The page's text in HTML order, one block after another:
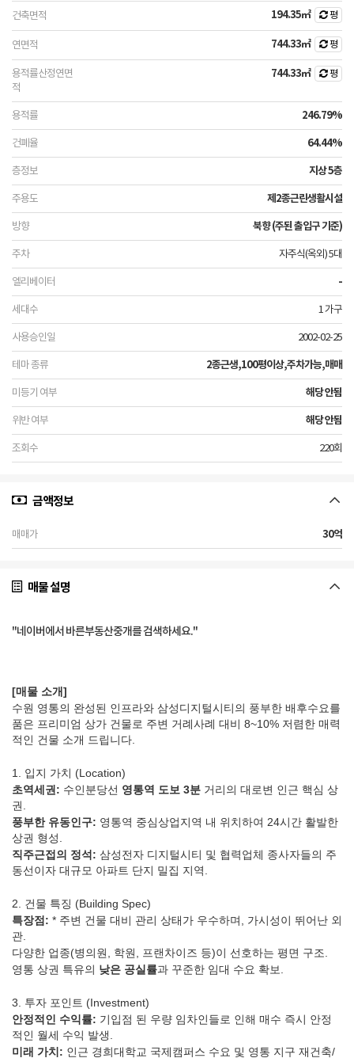
194.35㎡ 평
744.33㎡ 평
744.33㎡ 평
246.79%
64.44%
지상 5층
제2종근린생활시설
북향 (주된 출입구 기준)
자주식(옥외) 5대
-
1 가구
2002-02-25
2종근생,100평이상,주차가능,매매
해당 안됨
해당 안됨
220회
금액정보
30억
매물 설명
"네이버에서 바른부동산중개를 검색하세요."
[매물 소개]
수원 영통의 완성된 인프라와 삼성디지털시티의 풍부한 배후수요를
품은 프리미엄 상가 건물로 주변 거례사례 대비 8~10% 저렴한 매력
적인 건물 소개 드립니다.
1. 입지 가치 (Location)
초역세권: 수인분당선 영통역 도보 3분 거리의 대로변 인근 핵심 상
권.
풍부한 유동인구: 영통역 중심상업지역 내 위치하여 24시간 활발한
상권 형성.
직주근접의 정석: 삼성전자 디지털시티 및 협력업체 종사자들의 주
동선이자 대규모 아파트 단지 밀집 지역.
2. 건물 특징 (Building Spec)
특장점: * 주변 건물 대비 관리 상태가 우수하며, 가시성이 뛰어난 외
관.
다양한 업종(병의원, 학원, 프랜차이즈 등)이 선호하는 평면 구조.
영통 상권 특유의 낮은 공실률과 꾸준한 임대 수요 확보.
3. 투자 포인트 (Investment)
안정적인 수익률: 기입점 된 우량 임차인들로 인해 매수 즉시 안정
적인 월세 수익 발생.
미래 가치: 인근 경희대학교 국제캠퍼스 수요 및 영통 지구 재건축/